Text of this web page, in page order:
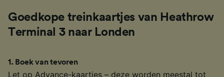
Goedkope treinkaartjes van Heathrow
Terminal 3 naar Londen
1 . Boek van tevoren
Let op Advance-kaartjes – deze worden meestal tot